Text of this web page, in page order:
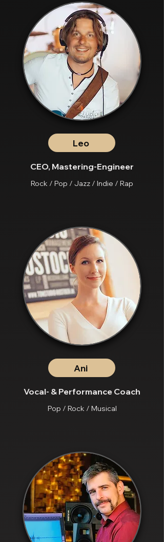
Leo
CEO, Mastering-Engineer
Rock / Pop / Jazz / Indie / Rap
Ani
Vocal- & Performance Coach
Pop / Rock / Musical